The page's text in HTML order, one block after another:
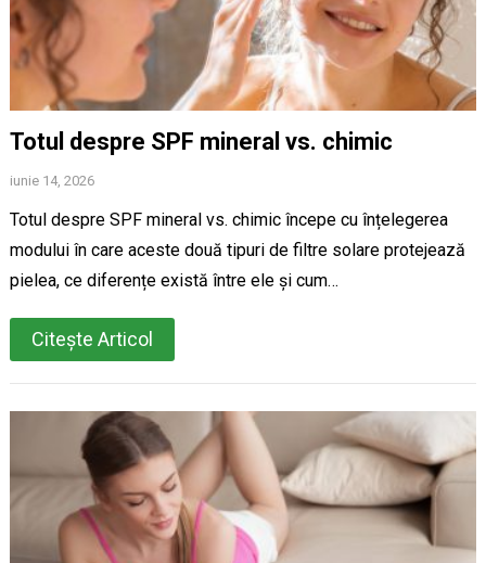
Totul despre SPF mineral vs. chimic
iunie 14, 2026
Totul despre SPF mineral vs. chimic începe cu înțelegerea
modului în care aceste două tipuri de filtre solare protejează
pielea, ce diferențe există între ele și cum…
Citește Articol